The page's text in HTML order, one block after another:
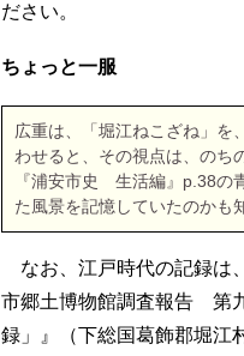
ださい。
ちょっと一服
広重は、「堀江ねこざね」を
わせると、その視点は、のち
『浦安市史 生活編』p.38の
た風景を記憶していたのかも
なお、江戸時代の記録は
市郷土博物館調査報告
録」』（下総国葛飾郡堀江